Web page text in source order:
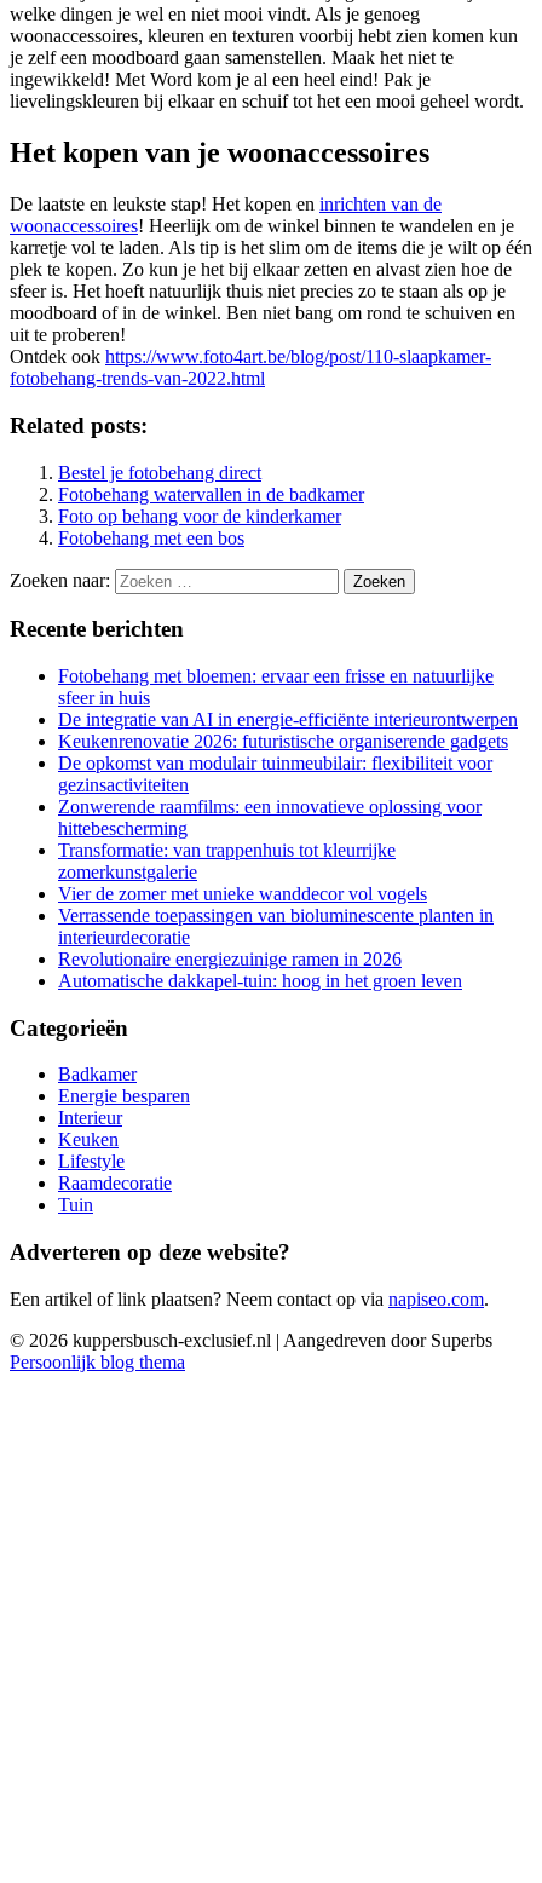
welke dingen je wel en niet mooi vindt. Als je genoeg
woonaccessoires, kleuren en texturen voorbij hebt zien komen kun
je zelf een moodboard gaan samenstellen. Maak het niet te
ingewikkeld! Met Word kom je al een heel eind! Pak je
lievelingskleuren bij elkaar en schuif tot het een mooi geheel wordt.
Het kopen van je woonaccessoires
De laatste en leukste stap! Het kopen en inrichten van de
woonaccessoires! Heerlijk om de winkel binnen te wandelen en je
karretje vol te laden. Als tip is het slim om de items die je wilt op één
plek te kopen. Zo kun je het bij elkaar zetten en alvast zien hoe de
sfeer is. Het hoeft natuurlijk thuis niet precies zo te staan als op je
moodboard of in de winkel. Ben niet bang om rond te schuiven en
uit te proberen!
Ontdek ook https://www.foto4art.be/blog/post/110-slaapkamer-
fotobehang-trends-van-2022.html
Related posts:
Bestel je fotobehang direct
Fotobehang watervallen in de badkamer
Foto op behang voor de kinderkamer
Fotobehang met een bos
Zoeken naar:
Recente berichten
Fotobehang met bloemen: ervaar een frisse en natuurlijke
sfeer in huis
De integratie van AI in energie-efficiënte interieurontwerpen
Keukenrenovatie 2026: futuristische organiserende gadgets
De opkomst van modulair tuinmeubilair: flexibiliteit voor
gezinsactiviteiten
Zonwerende raamfilms: een innovatieve oplossing voor
hittebescherming
Transformatie: van trappenhuis tot kleurrijke
zomerkunstgalerie
Vier de zomer met unieke wanddecor vol vogels
Verrassende toepassingen van bioluminescente planten in
interieurdecoratie
Revolutionaire energiezuinige ramen in 2026
Automatische dakkapel-tuin: hoog in het groen leven
Categorieën
Badkamer
Energie besparen
Interieur
Keuken
Lifestyle
Raamdecoratie
Tuin
Adverteren op deze website?
Een artikel of link plaatsen? Neem contact op via napiseo.com.
© 2026 kuppersbusch-exclusief.nl | Aangedreven door Superbs
Persoonlijk blog thema